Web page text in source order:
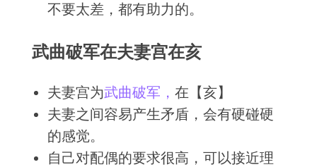
不要太差，都有助力的。
武曲破军在夫妻宫在亥
夫妻宫为武曲破军 ， 在【亥】
夫妻之间容易产生矛盾，会有硬碰硬
的感觉。
自己对配偶的要求很高，可以接近理